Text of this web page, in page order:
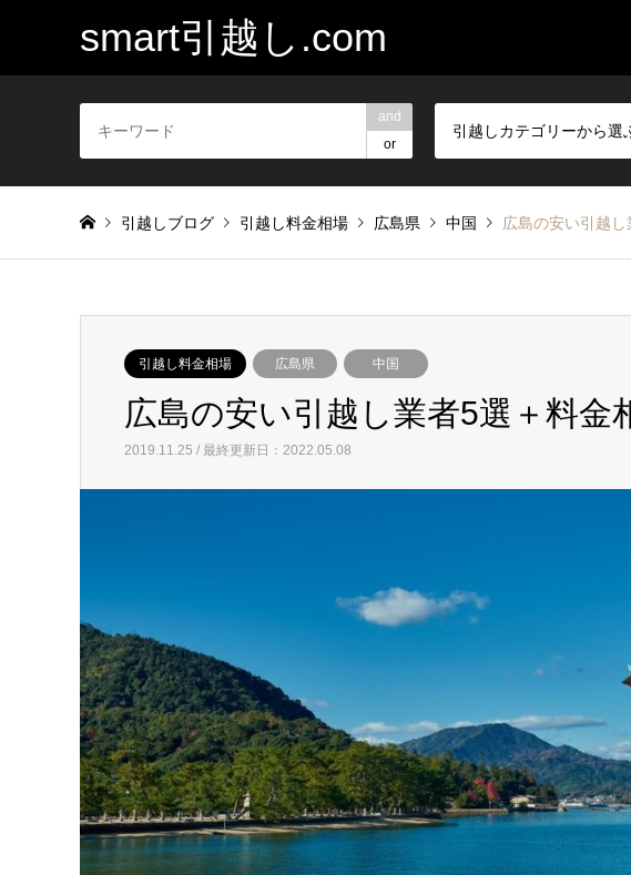
smart引越し.com
and
or
引越しカテゴリーから選
引越しブログ 引越し料金相場 広島県 中国 広島の安い引越
引越し料金相場 広島県 中国
広島の安い引越し業者5選＋料金
2019.11.25 / 最終更新日：2022.05.08